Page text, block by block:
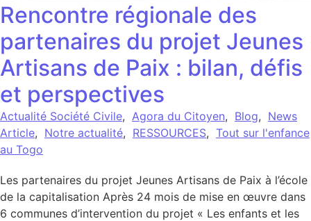
Rencontre régionale des
partenaires du projet Jeunes
Artisans de Paix : bilan, défis
et perspectives
Actualité Société Civile, Agora du Citoyen, Blog, News
Article, Notre actualité, RESSOURCES, Tout sur l'enfance
au Togo
Les partenaires du projet Jeunes Artisans de Paix à l’école
de la capitalisation Après 24 mois de mise en œuvre dans
6 communes d’intervention du projet « Les enfants et les